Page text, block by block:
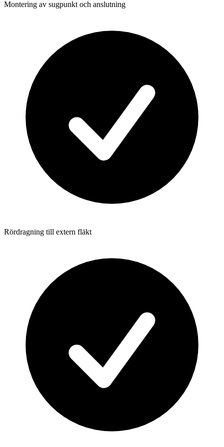
Montering av sugpunkt och anslutning
Rördragning till extern fläkt